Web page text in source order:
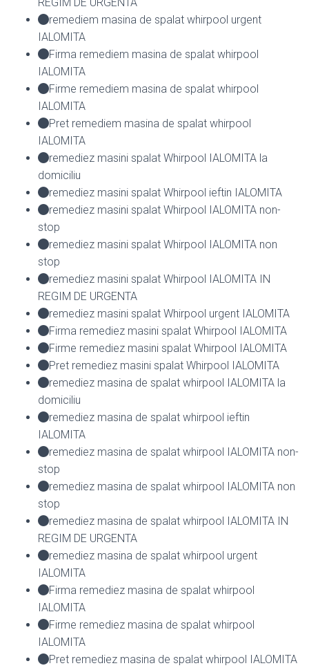
remediem masina de spalat whirpool urgent
IALOMITA
Firma remediem masina de spalat whirpool
IALOMITA
Firme remediem masina de spalat whirpool
IALOMITA
Pret remediem masina de spalat whirpool
IALOMITA
remediez masini spalat Whirpool IALOMITA la
domiciliu
remediez masini spalat Whirpool ieftin IALOMITA
remediez masini spalat Whirpool IALOMITA non-
stop
remediez masini spalat Whirpool IALOMITA non
stop
remediez masini spalat Whirpool IALOMITA IN
REGIM DE URGENTA
remediez masini spalat Whirpool urgent IALOMITA
Firma remediez masini spalat Whirpool IALOMITA
Firme remediez masini spalat Whirpool IALOMITA
Pret remediez masini spalat Whirpool IALOMITA
remediez masina de spalat whirpool IALOMITA la
domiciliu
remediez masina de spalat whirpool ieftin
IALOMITA
remediez masina de spalat whirpool IALOMITA non-
stop
remediez masina de spalat whirpool IALOMITA non
stop
remediez masina de spalat whirpool IALOMITA IN
REGIM DE URGENTA
remediez masina de spalat whirpool urgent
IALOMITA
Firma remediez masina de spalat whirpool
IALOMITA
Firme remediez masina de spalat whirpool
IALOMITA
Pret remediez masina de spalat whirpool IALOMITA